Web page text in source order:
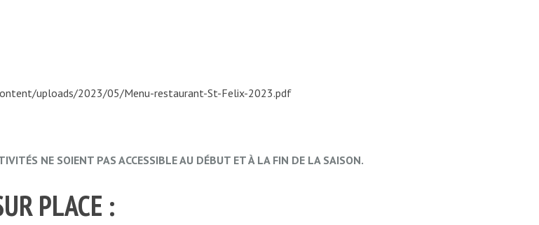
uploads/2023/05/Menu-restaurant-St-Felix-2023.pdf
NE SOIENT PAS ACCESSIBLE AU DÉBUT ET À LA FIN DE LA SAISON.
PLACE :